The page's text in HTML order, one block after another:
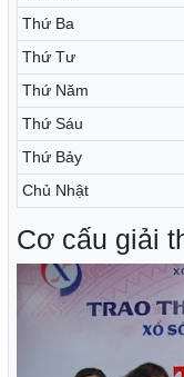
Thứ Ba
Thứ Tư
Thứ Năm
Thứ Sáu
Thứ Bảy
Chủ Nhật
Cơ cấu giải